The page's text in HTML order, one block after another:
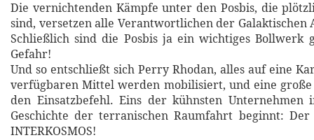
Die vernichtenden Kämpfe unter den Posbis, die
sind, versetzen alle Verantwortlichen der Galaktischen
Schließlich sind die Posbis ja ein wichtiges Bollwerk
Gefahr!
Und so entschließt sich Perry Rhodan, alles auf eine
verfügbaren Mittel werden mobilisiert, und eine
den Einsatzbefehl. Eins der kühnsten Unternehmen
Geschichte der terranischen Raumfahrt beginnt: Der
INTERKOSMOS!